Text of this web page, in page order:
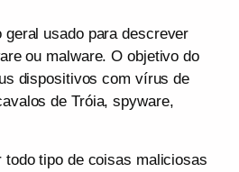
geral usado para descrever
ou malware. O objetivo do
dispositivos com vírus de
de Tróia, spyware,
todo tipo de coisas maliciosas